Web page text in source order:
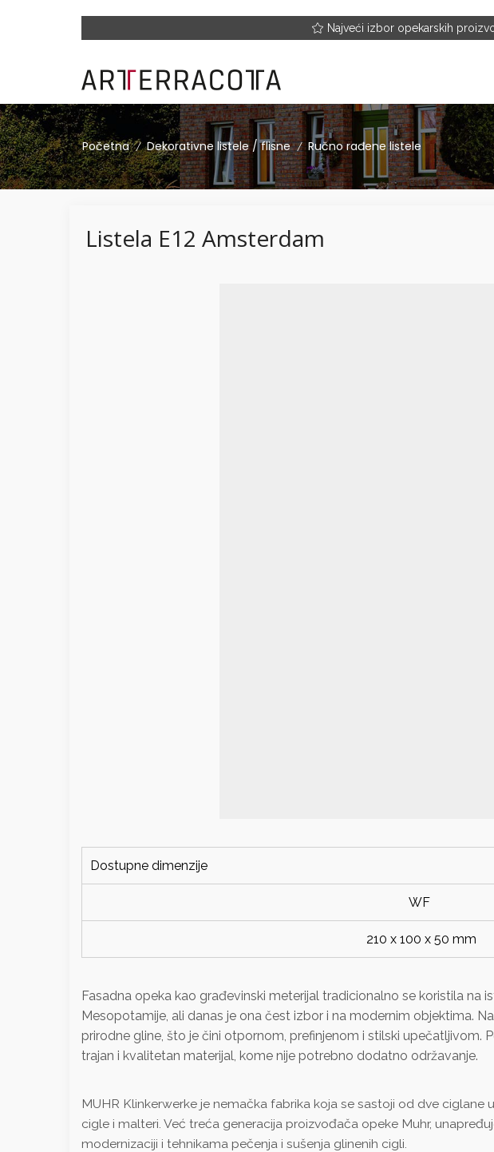
Najveći izbor opekarskih
Početna / Dekorativne listele / flisne / Ručno rađene listele
Listela E12 Amsterdam
Dostupne dimenzije
WF
210 x 100 x 50 mm
Fasadna opeka kao građevinski meterijal tradicionalno se koristila na
Mesopotamije, ali danas je ona čest izbor i na modernim objektima.
prirodne gline, što je čini otpornom, prefinjenom i stilski upečatljivom.
trajan i kvalitetan materijal, kome nije potrebno dodatno održavanje.
MUHR Klinkerwerke je nemačka fabrika koja se sastoji od dve ciglane
cigle i malteri. Već treća generacija proizvođača opeke Muhr,
modernizaciji i tehnikama pečenja i sušenja glinenih cigli.